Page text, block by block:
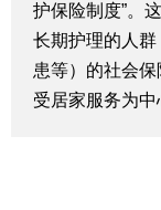
新闻
话题
护保险制度”。
长期护理的人
患等）的社会
受居家服务为中